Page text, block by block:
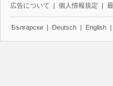
広告について | 個人情報規定 |
Български | Deutsch | English |